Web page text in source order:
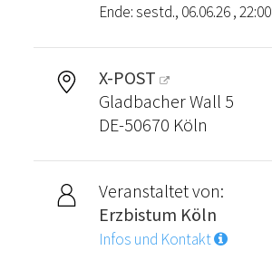
Ende: sestd., 06.06.26 , 22:00
X-POST
Gladbacher Wall 5
DE-50670 Köln
Veranstaltet von:
Erzbistum Köln
Infos und Kontakt